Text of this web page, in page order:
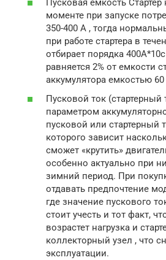
Пусковая емкость
моменте при запуске
350-400 А , тогда
при работе стартера в
отбирает порядка
равняется 2% от емкости
аккумулятора емкостью 60
Пусковой ток
параметром
пусковой или стартерный
которого зависит
сможет «крутить»
особенно актуально при
зимний период. При
отдавать предпочтение
где значение пускового
стоит учесть и тот факт,
возрастет нагрузка и
коллекторный узел , что
эксплуатации.